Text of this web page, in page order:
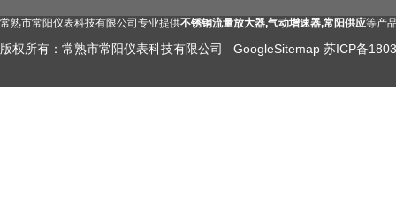
常熟市常阳仪表科技有限公司专业提供不锈钢流量放大器,气动增速器,常阳供应等产
版权所有：常熟市常阳仪表科技有限公司 GoogleSitemap 苏ICP备